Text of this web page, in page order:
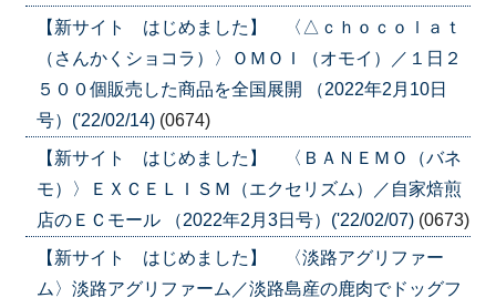
【新サイト はじめました】 〈△ｃｈｏｃｏｌａｔ
（さんかくショコラ）〉ＯＭＯＩ（オモイ）／１日２
５００個販売した商品を全国展開 （2022年2月10日
号）('22/02/14) (0674)
【新サイト はじめました】 〈ＢＡＮＥＭＯ（バネ
モ）〉ＥＸＣＥＬＩＳＭ（エクセリズム）／自家焙煎
店のＥＣモール （2022年2月3日号）('22/02/07) (0673)
【新サイト はじめました】 〈淡路アグリファー
ム〉淡路アグリファーム／淡路島産の鹿肉でドッグフ